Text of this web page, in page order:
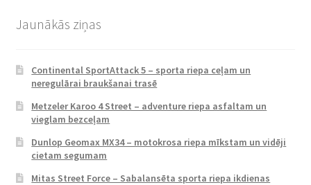
Jaunākās ziņas
Continental SportAttack 5 – sporta riepa ceļam un
neregulārai braukšanai trasē
Metzeler Karoo 4 Street – adventure riepa asfaltam un
vieglam bezceļam
Dunlop Geomax MX34 – motokrosa riepa mīkstam un vidēji
cietam segumam
Mitas Street Force – Sabalansēta sporta riepa ikdienas